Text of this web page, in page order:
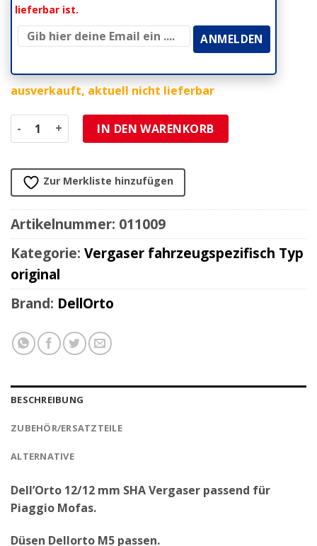
lieferbar ist.
ausverkauft, aktuell nicht lieferbar
Vergaser Dellorto SHA 12/12 Piaggio SI/Ciao Imitation
IN DEN WARENKORB
Zur Merkliste hinzufügen
Artikelnummer: 011009
Kategorie: Vergaser fahrzeugspezifisch Typ
original
Brand: DellOrto
BESCHREIBUNG
ZUBEHÖR/ERSATZTEILE
ALTERNATIVE
Dell’Orto 12/12 mm SHA Vergaser passend für
Piaggio Mofas.
Düsen Dellorto M5 passen.